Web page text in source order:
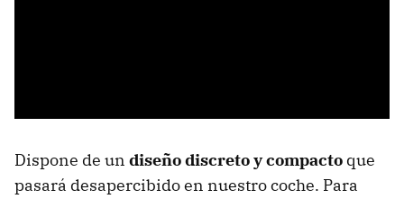
Dispone de un diseño discreto y compacto que
pasará desapercibido en nuestro coche. Para